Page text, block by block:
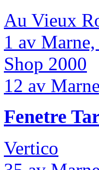
Au Vieux
1 av
Shop 2000
12 av
Fenetre
Vertico